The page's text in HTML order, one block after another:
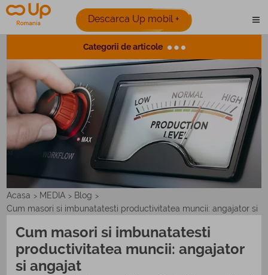
Descarca Up mobil +
Categorii de articole
Acasa > MEDIA > Blog >
Cum masori si imbunatatesti productivitatea muncii: angajator si
Cum masori si imbunatatesti
productivitatea muncii: angajator
si angajat